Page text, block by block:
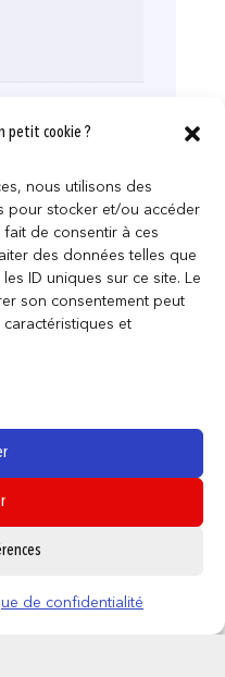
petit cookie ?
nous utilisons des
pour stocker et/ou accéder
de consentir à ces
des données telles que
ID uniques sur ce site. Le
son consentement peut
et
de confidentialité